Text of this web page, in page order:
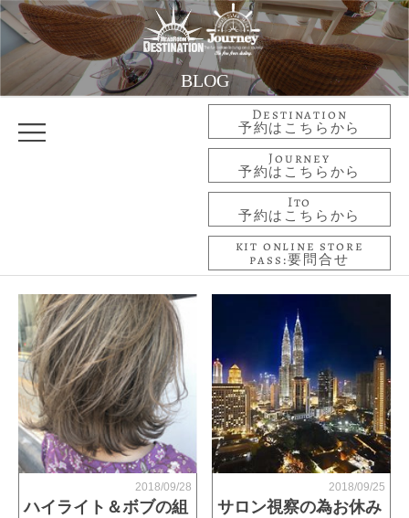
BLOG
Destination
予約はこちらから
Journey
予約はこちらから
Ito
予約はこちらから
kit online store
pass:要問合せ
2018/09/28
ハイライト＆ボブの組
2018/09/25
サロン視察の為お休み